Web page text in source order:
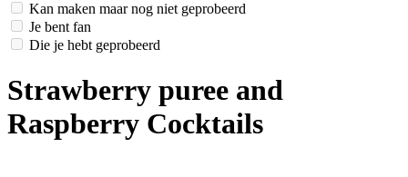
Kan maken maar nog niet geprobeerd
Je bent fan
Die je hebt geprobeerd
Strawberry puree and
Raspberry Cocktails